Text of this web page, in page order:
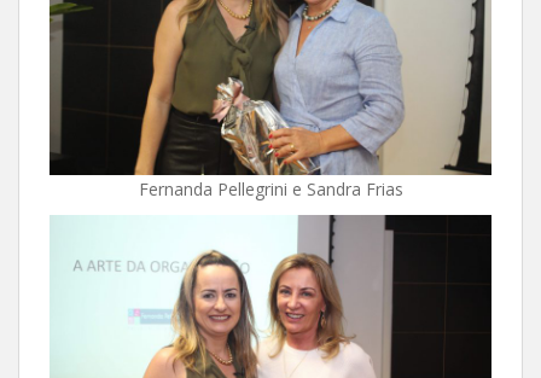
Fernanda Pellegrini e Sandra Frias